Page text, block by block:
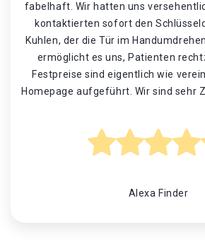
fabelhaft. Wir hatten uns
kontaktierten sofort den
Kuhlen, der die Tür im
ermöglicht es uns, Patienten
Festpreise sind eigentlich wie
Homepage aufgeführt. Wir sind sehr
Alexa Finder